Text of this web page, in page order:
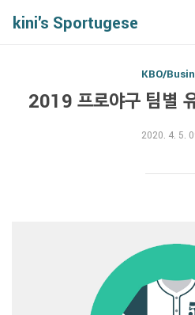
kini's Sportugese
KBO/
2019 프로야구 팀별
2020. 4. 5.